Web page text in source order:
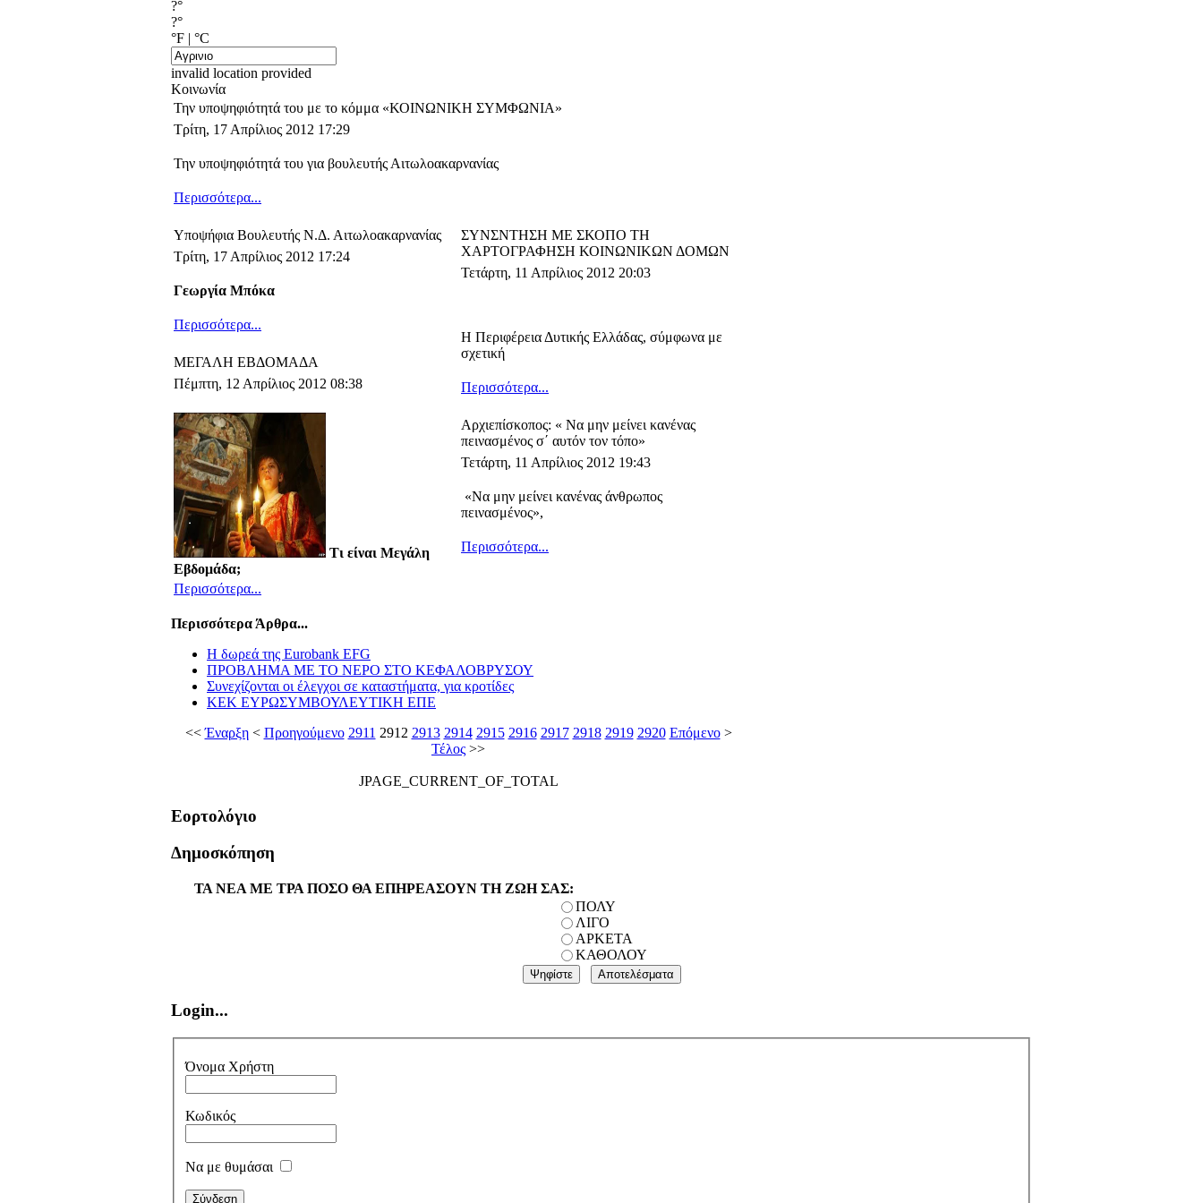
?°
?°
°F | °C
invalid location provided
Κοινωνία
Την υποψηφιότητά του με το κόμμα «ΚΟΙΝΩΝΙΚΗ ΣΥΜΦΩΝΙΑ»
Τρίτη, 17 Απρίλιος 2012 17:29
Την υποψηφιότητά του για βουλευτής Αιτωλοακαρνανίας
Περισσότερα...
Υποψήφια Βουλευτής Ν.Δ. Αιτωλοακαρνανίας
Τρίτη, 17 Απρίλιος 2012 17:24
Γεωργία Μπόκα
Περισσότερα...
ΜΕΓΑΛΗ ΕΒΔΟΜΑΔΑ
Πέμπτη, 12 Απρίλιος 2012 08:38
Τι είναι Μεγάλη
Εβδομάδα;
Περισσότερα...
ΣΥΝΣΝΤΗΣΗ ΜΕ ΣΚΟΠΟ ΤΗ
ΧΑΡΤΟΓΡΑΦΗΣΗ ΚΟΙΝΩΝΙΚΩΝ ΔΟΜΩΝ
Τετάρτη, 11 Απρίλιος 2012 20:03
Η Περιφέρεια Δυτικής Ελλάδας, σύμφωνα με
σχετική
Περισσότερα...
Αρχιεπίσκοπος: « Να μην μείνει κανένας
πεινασμένος σ΄ αυτόν τον τόπο»
Τετάρτη, 11 Απρίλιος 2012 19:43
«Να μην μείνει κανένας άνθρωπος
πεινασμένος»,
Περισσότερα...
Περισσότερα Άρθρα...
Η δωρεά της Eurobank EFG
ΠΡΟΒΛΗΜΑ ΜΕ ΤΟ ΝΕΡΟ ΣΤΟ ΚΕΦΑΛΟΒΡΥΣΟΥ
Συνεχίζονται οι έλεγχοι σε καταστήματα, για κροτίδες
ΚΕΚ ΕΥΡΩΣΥΜΒΟΥΛΕΥΤΙΚΗ ΕΠΕ
<<Έναρξη< Προηγούμενο 2911 2912 2913 2914 2915 2916 2917 2918 2919 2920 Επόμενο>
Τέλος >>
JPAGE_CURRENT_OF_TOTAL
Εορτολόγιο
Δημοσκόπηση
ΤΑ ΝΕΑ ΜΕ ΤΡΑ ΠΟΣΟ ΘΑ ΕΠΗΡΕΑΣΟΥΝ ΤΗ ΖΩΗ ΣΑΣ:
ΠΟΛΥ
ΛΙΓΟ
ΑΡΚΕΤΑ
ΚΑΘΟΛΟΥ
Login...
Όνομα Χρήστη
Κωδικός
Να με θυμάσαι